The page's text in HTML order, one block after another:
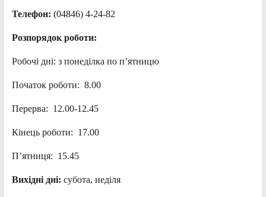
Телефон: (04846) 4-24-82
Розпорядок роботи:
Робочі дні: з понеділка по п’ятницю
Початок роботи: 8.00
Перерва: 12.00-12.45
Кінець роботи: 17.00
П’ятниця: 15.45
Вихідні дні: субота, неділя